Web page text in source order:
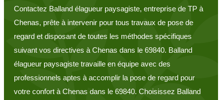
Contactez Balland élagueur paysagiste, entreprise de TP à
Chenas, prête à intervenir pour tous travaux de pose de
regard et disposant de toutes les méthodes spécifiques
suivant vos directives à Chenas dans le 69840. Balland
élagueur paysagiste travaille en équipe avec des
professionnels aptes à accomplir la pose de regard pour
votre confort à Chenas dans le 69840. Choisissez Balland